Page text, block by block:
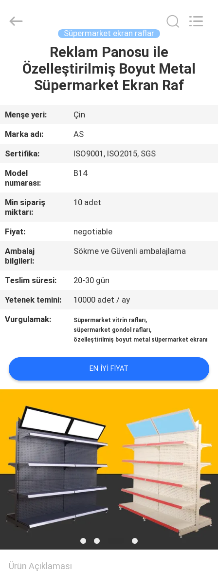
ÜRÜNLER
VIDEOLAR
FABRIKA
KALITE
KONTROL
ULAŞIN
BIR
SITE
PRIVACY
POLICY
Shelves
Co.,Ltd.
Süpermarket ekran raflar
Reklam Panosu ile
Özelleştirilmiş Boyut Metal
Süpermarket Ekran Raf
Menşe yeri:
Çin
Marka adı:
AS
Sertifika:
ISO9001, ISO2015, SGS
Model
numarası:
B14
Min sipariş
miktarı:
10 adet
Fiyat:
negotiable
Ambalaj
bilgileri:
Sökme ve Güvenli ambalajlama
Teslim süresi:
20-30 gün
Yetenek temini:
10000 adet / ay
Vurgulamak:
Süpermarket vitrin rafları,
süpermarket gondol rafları,
özelleştirilmiş boyut metal süpermarket ekranı
EN IYI FIYAT
Ürün Açıklaması